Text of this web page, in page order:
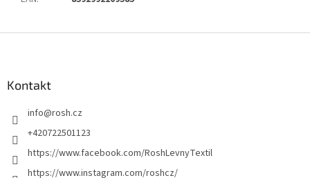
Kontakt
info@rosh.cz
+420722501123
https://www.facebook.com/RoshLevnyTextil
https://www.instagram.com/roshcz/